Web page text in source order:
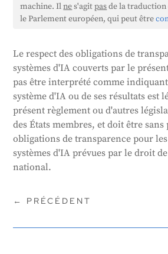
machine. Ilnes'agitpasde la
le Parlement européen, qui peut être
Le respect des obligations de
systèmes d'IA couverts par le
pas être interprété comme
système d'IA ou de ses résultats est
présent règlement ou d'autres
des États membres, et doit être
obligations de transparence pour
systèmes d'IA prévues par le droit
national.
← PRÉCÉDENT